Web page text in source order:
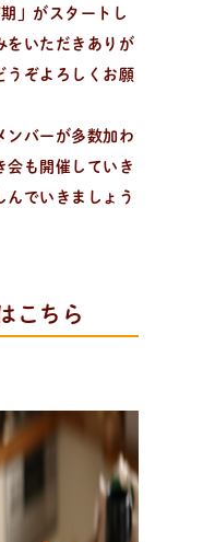
、コラムをいち早くお
」がスタートし
をいただきありが
うぞよろしくお願
ンバーが多数加わ
会も開催していき
んでいきましょう
こちら